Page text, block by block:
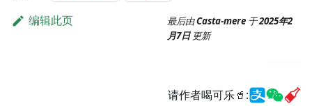
编辑此页 最后由Casta-mere 于2025年2
月7日更新
请作者喝可乐🥤: